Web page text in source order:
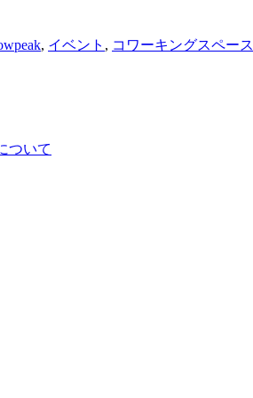
, イベント , コワーキングスペース
ついて